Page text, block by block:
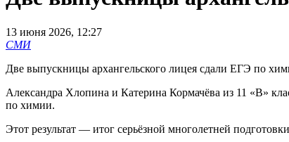
13 июня 2026, 12:27
СМИ
Две выпускницы архангельского лицея сдали ЕГЭ по
Александра Хлопина и Катерина Кормачёва из 11 «В»
по химии.
Этот результат — итог серьёзной многолетней